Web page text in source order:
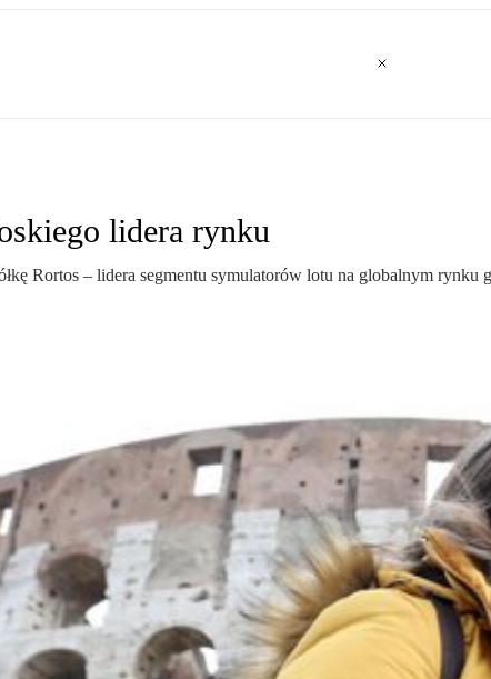
lidera rynku
Rortos – lidera segmentu symulatorów lotu na globalnym rynku